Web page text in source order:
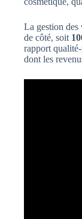
La gestion des
de côté, soit
rapport
dont les